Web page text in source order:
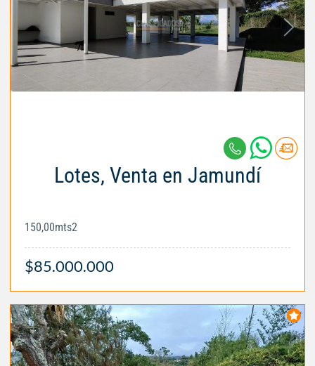
Lotes, Venta en Jamundí
150,00mts2
$85.000.000